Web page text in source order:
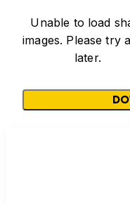
Unable to load
images. Please try
later.